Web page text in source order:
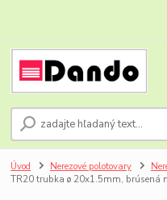
Úvod Nerezové polotovary
TR20 trubka ø 20x1.5mm, brúsená